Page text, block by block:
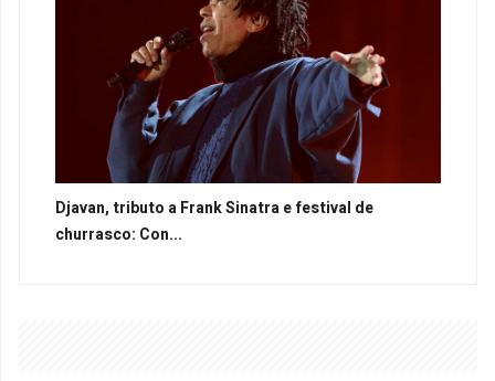
Djavan, tributo a Frank Sinatra e festival de
churrasco: Con...